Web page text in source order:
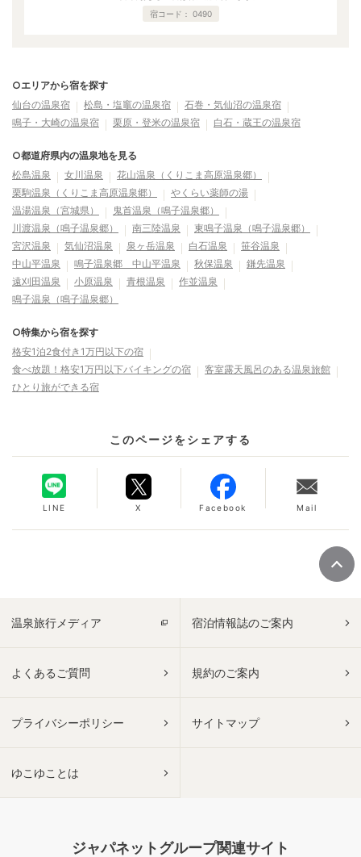
宿コード： 0490
○エリアから宿を探す
仙台の温泉宿
松島・塩竈の温泉宿
石巻・気仙沼の温泉宿
鳴子・大崎の温泉宿
栗原・登米の温泉宿 白石・蔵王の温泉宿
○都道府県内の温泉地を見る
松島温泉
女川温泉
花山温泉（くりこま高原温泉郷）
栗駒温泉（くりこま高原温泉郷）
やくらい薬師の湯
温湯温泉（宮城県）
鬼首温泉（鳴子温泉郷）
川渡温泉（鳴子温泉郷）
南三陸温泉
東鳴子温泉（鳴子温泉郷）
宮沢温泉
気仙沼温泉 泉ヶ岳温泉 白石温泉
笹谷温泉
中山平温泉
鳴子温泉郷 中山平温泉 秋保温泉
鎌先温泉
遠刈田温泉
小原温泉 青根温泉
作並温泉
鳴子温泉（鳴子温泉郷）
○特集から宿を探す
格安1泊2食付き1万円以下の宿
食べ放題！格安1万円以下バイキングの宿
客室露天風呂のある温泉旅館
ひとり旅ができる宿
このページをシェアする
LINE X Facebook Mail
温泉旅行メディア 宿泊情報誌のご案内
よくあるご質問 規約のご案内
プライバシーポリシー サイトマップ
ゆこゆことは
ジャパネットグループ関連サイト